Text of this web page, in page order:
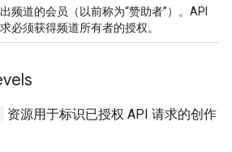
频道的会员（以前称为“赞助者”）。API
必须获得频道所有者的授权。
资源用于标识已授权 API 请求的创作